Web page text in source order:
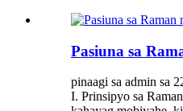
Pasiuna sa
pinaagi sa admin sa
I. Prinsipyo sa